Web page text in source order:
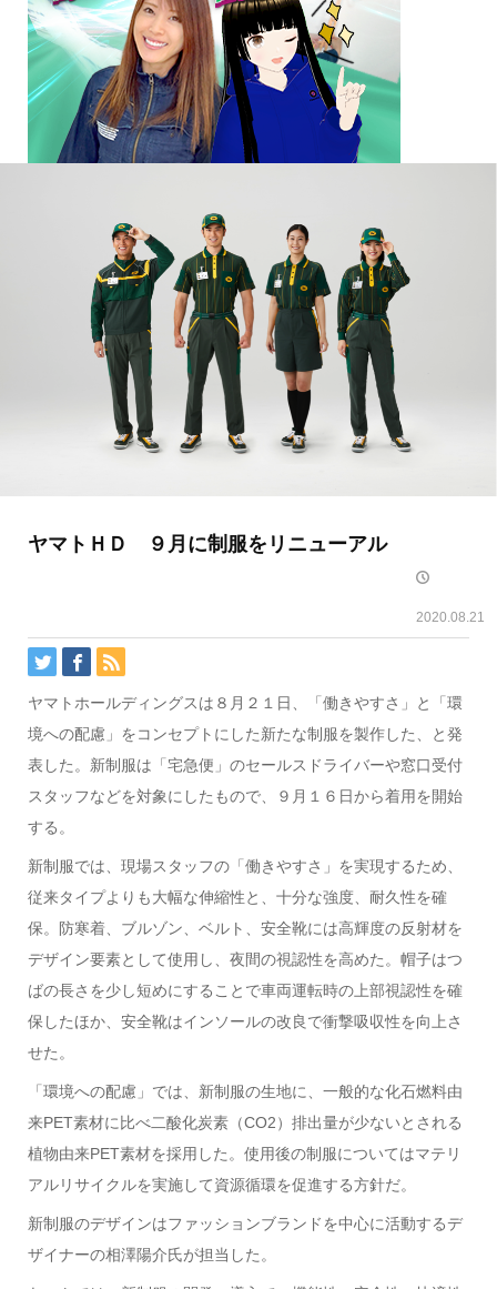
ヤマトＨＤ ９月に制服をリニューアル
2020.08.21
ヤマトホールディングスは８月２１日、「働きやすさ」と「環
境への配慮」をコンセプトにした新たな制服を製作した、と発
表した。新制服は「宅急便」のセールスドライバーや窓口受付
スタッフなどを対象にしたもので、９月１６日から着用を開始
する。
新制服では、現場スタッフの「働きやすさ」を実現するため、
従来タイプよりも大幅な伸縮性と、十分な強度、耐久性を確
保。防寒着、ブルゾン、ベルト、安全靴には高輝度の反射材を
デザイン要素として使用し、夜間の視認性を高めた。帽子はつ
ばの長さを少し短めにすることで車両運転時の上部視認性を確
保したほか、安全靴はインソールの改良で衝撃吸収性を向上さ
せた。
「環境への配慮」では、新制服の生地に、一般的な化石燃料由
来PET素材に比べ二酸化炭素（CO2）排出量が少ないとされる
植物由来PET素材を採用した。使用後の制服についてはマテリ
アルリサイクルを実施して資源循環を促進する方針だ。
新制服のデザインはファッションブランドを中心に活動するデ
ザイナーの相澤陽介氏が担当した。